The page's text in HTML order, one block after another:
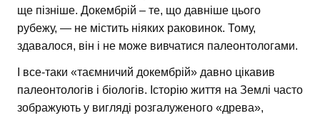
ще пізніше. Докембрій – те, що давніше цього
рубежу, — не містить ніяких раковинок. Тому,
здавалося, він і не може вивчатися палеонтологами.
І все-таки «таємничий докембрій» давно цікавив
палеонтологів і біологів. Історію життя на Землі часто
зображують у вигляді розгалуженого «древа»,